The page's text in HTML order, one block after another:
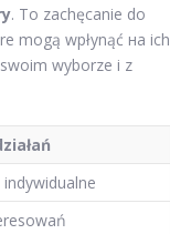
. To zachęcanie do
mogą wpłynąć на ich
wyborze i z